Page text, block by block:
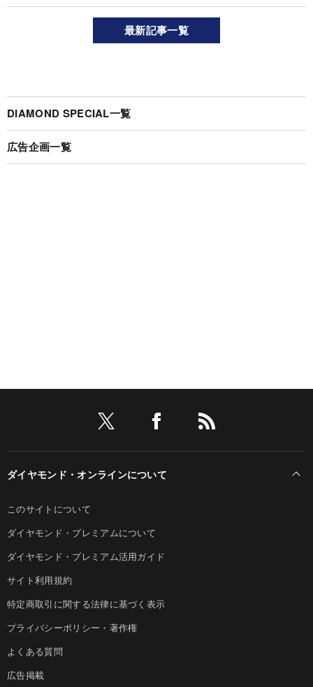
最新記事一覧
DIAMOND SPECIAL一覧
広告企画一覧
ダイヤモンド・オンラインについて
このサイトについて
ダイヤモンド・プレミアムについて
ダイヤモンド・プレミアム活用ガイド
サイト利用規約
特定商取引に関する法律に基づく表示
プライバシーポリシー・著作権
よくある質問
広告掲載